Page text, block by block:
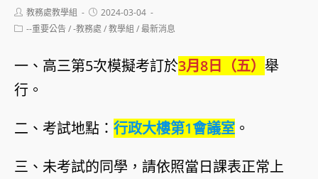
Post
author:
教務處教學組
Post
published:
2024-03-04
Post--重要公告/-教務處 /教學組 /最新消息
一、高三第5次模擬考訂於3月8日（五） 舉
行。
二、考試地點： 行政大樓第1會議室 。
三、未考試的同學，請依照當日課表正常上